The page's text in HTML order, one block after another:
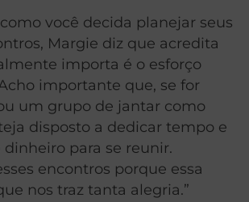
você decida planejar seus
Margie diz que acredita
importa é o esforço
importante que, se for
um grupo de jantar como
disposto a dedicar tempo e
para se reunir.
encontros porque essa
nos traz tanta alegria.”